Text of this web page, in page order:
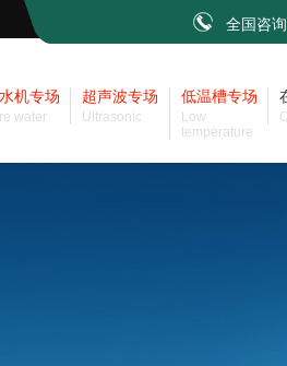
全国咨询
机专场
water
超声波专场
Ultrasonic
低温槽专场
Low
temperature